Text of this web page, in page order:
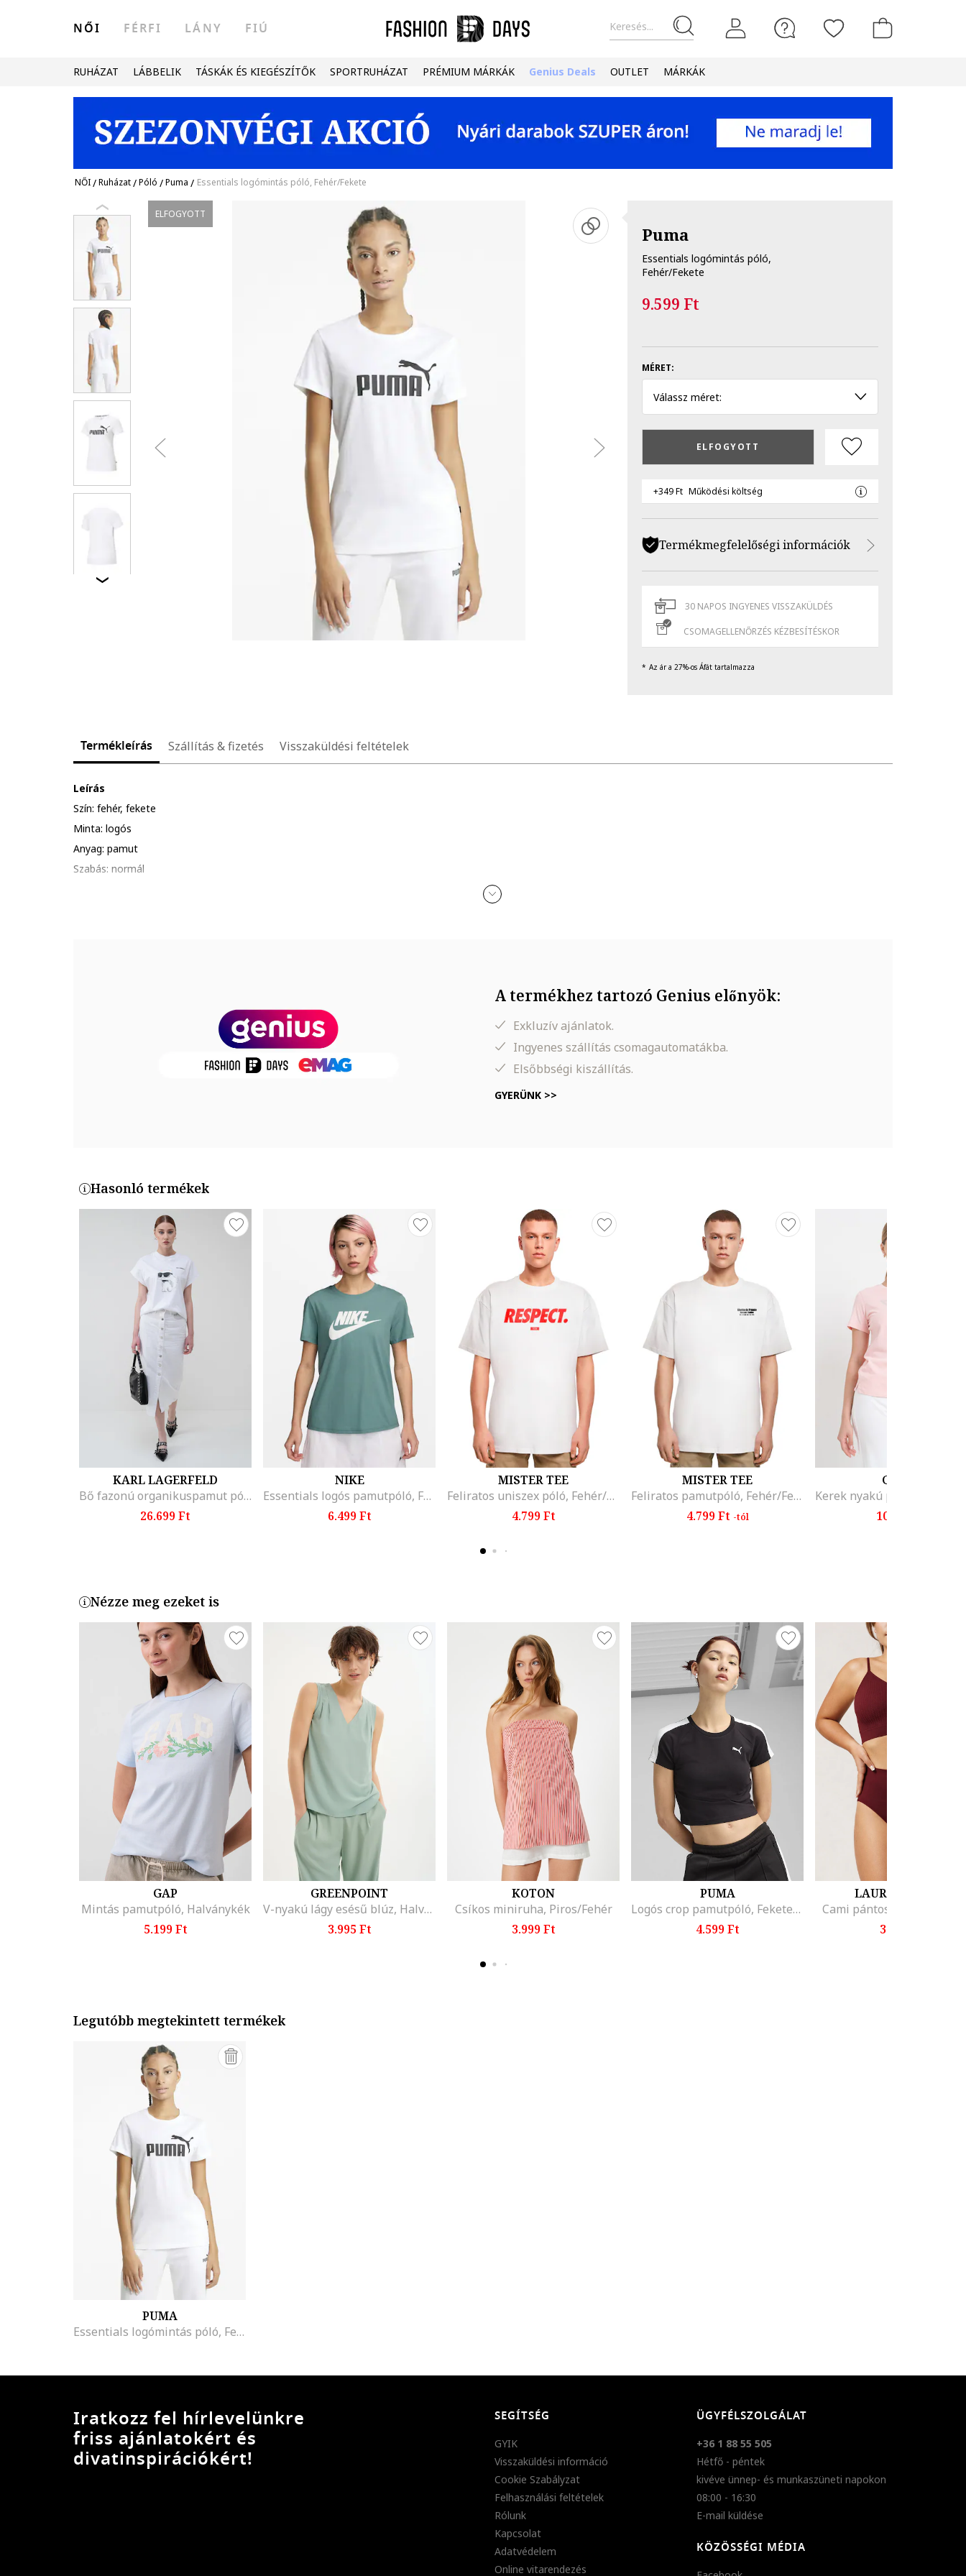
Keresés...
NŐI FÉRFI LÁNY FIÚ
RUHÁZAT LÁBBELIK TÁSKÁK ÉS KIEGÉSZÍTŐK SPORTRUHÁZAT PRÉMIUM MÁRKÁK Genius Deals OUTLET MÁRKÁK
NŐI/Ruházat/Póló /Puma / Essentials logómintás póló, Fehér/Fekete
ELFOGYOTT
Puma
Essentials logómintás póló,
Fehér/Fekete
9.599 Ft
MÉRET:
Válassz méret:
ELFOGYOTT
+349 Ft Működési költség
Termékmegfelelőségi információk
30 NAPOS INGYENES VISSZAKÜLDÉS
CSOMAGELLENŐRZÉS KÉZBESÍTÉSKOR
Az ár a 27%-os Áfát tartalmazza
Termékleírás Szállítás & fizetés Visszaküldési feltételek
Leírás
Szín: fehér, fekete
Minta: logós
Anyag: pamut
Szabás: normál
A termékhez tartozó Genius előnyök:
Exkluzív ajánlatok.
Ingyenes szállítás csomagautomatákba.
Elsőbbségi kiszállítás.
GYERÜNK >>
Hasonló termékek
KARL LAGERFELD
Bő fazonú organikuspamut póló, Fehér/Fekete/Barackszín
26.699 Ft
NIKE
Essentials logós pamutpóló, Fehér/Világoszöld
6.499 Ft
MISTER TEE
Feliratos uniszex póló, Fehér/Élénkpiros
4.799 Ft
MISTER TEE
Feliratos pamutpóló, Fehér/Fekete
4.799 Ft -tól
GUESS
10.499 Ft
Nézze meg ezeket is
GAP
Mintás pamutpóló, Halványkék
5.199 Ft
GREENPOINT
V-nyakú lágy esésű blúz, Halványzöld
3.995 Ft
KOTON
Csíkos miniruha, Piros/Fehér
3.999 Ft
PUMA
Logós crop pamutpóló, Fekete/Törtfehér
4.599 Ft
LAURA BALDINI
Cami pántos melltartó,
3.599 Ft
Legutóbb megtekintett termékek
PUMA
Essentials logómintás póló, Fehér/Fekete
Iratkozz fel hírlevelünkre
friss ajánlatokért és
divatinspirációkért!
SEGÍTSÉG
GYIK
Visszaküldési információ
Cookie Szabályzat
Felhasználási feltételek
Rólunk
Kapcsolat
Adatvédelem
Online vitarendezés
ÜGYFÉLSZOLGÁLAT
+36 1 88 55 505
Hétfő - péntek
kivéve ünnep- és munkaszüneti napokon
08:00 - 16:30
E-mail küldése
KÖZÖSSÉGI MÉDIA